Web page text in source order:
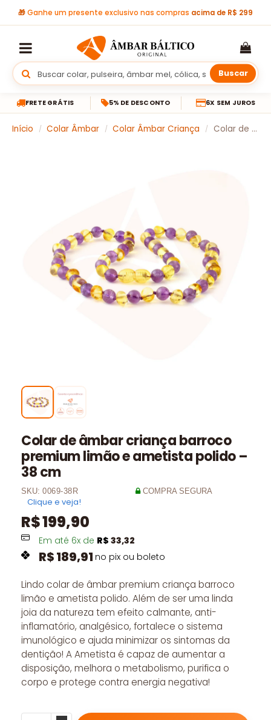
🎁Ganhe um presente exclusivo nas compras acima de R$ 299
Buscar
FRETE GRÁTIS 5% DE DESCONTO 6X SEM JUROS
Início / Colar Âmbar / Colar Âmbar Criança / Colar de âmbar criança barroco premium limão e ametista polido – 38 cm
Colar de âmbar criança barroco
premium limão e ametista polido –
38 cm
SKU: 0069-38R COMPRA SEGURA
Clique e veja!
R$199,90
Em até 6x de R$ 33,32
R$189,91 no pix ou boleto
Lindo colar de âmbar premium criança barroco
limão e ametista polido. Além de ser uma linda
joia da natureza tem efeito calmante, anti-
inflamatório, analgésico, fortalece o sistema
imunológico e ajuda minimizar os sintomas da
dentição! A Ametista é capaz de aumentar a
disposição, melhora o metabolismo, purifica o
corpo e protege contra energia negativa!